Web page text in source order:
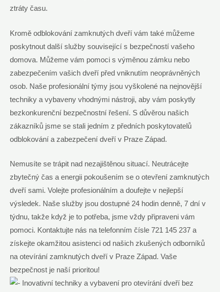
‌ztráty času.
Kromě odblokování ⁤zamknutých dveří⁤ vám také můžeme ​
poskytnout další⁤ služby související s​ bezpečností vašeho
domova. Můžeme vám pomoci s⁣ výměnou zámku nebo
zabezpečením vašich ​dveří před⁢ vniknutím neoprávněných
osob. Naše ⁣profesionální týmy jsou vyškolené ‌na nejnovější‌
techniky a vybaveny vhodnými nástroji, ‌aby vám poskytly
bezkonkurenční bezpečnostní řešení. S důvěrou ⁤našich
‌zákazníků jsme ‍se stali jedním z předních⁤ poskytovatelů
odblokování a ⁣zabezpečení dveří⁤ v ​Praze Západ.
Nemusíte se trápit nad nezajištěnou situací. ⁢Neutrácejte
zbytečný čas a ‍energii pokoušením ​se ⁣o otevření‌ zamknutých
dveří ​sami. Volejte profesionálním a doufejte v nejlepší
výsledek. Naše služby jsou dostupné⁤ 24 hodin denně, 7 dní v
týdnu, ​takže když ​je to potřeba, jsme ‍vždy připraveni​ vám
⁤pomoci.‌ Kontaktujte nás na telefonním‌ čísle 721 145 237 ⁣a
získejte okamžitou ‍asistenci od ⁣našich zkušených odborníků
na otevírání zamknutých dveří v Praze Západ. Vaše
bezpečnost ​je naší prioritou!